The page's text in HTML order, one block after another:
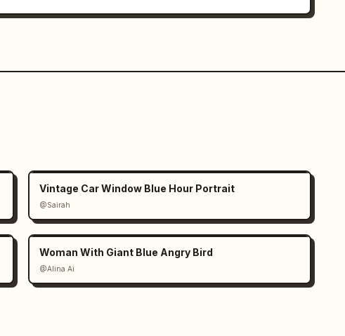
Vintage Car Window Blue Hour Portrait
@Sairah
Woman With Giant Blue Angry Bird
@Alina Ai